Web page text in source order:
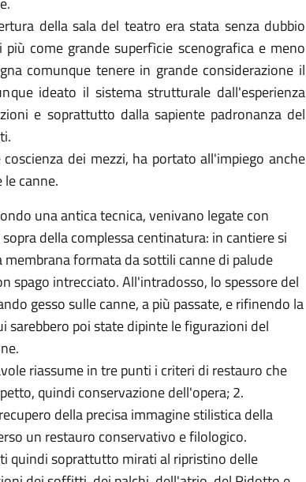
della sala del teatro era stata senza dubbio
come grande superfìcie scenografica e meno
comunque tenere in grande considerazione il
ideato il sistema strutturale dall'esperienza
e soprattutto dalla sapiente padronanza del
dei mezzi, ha portato all'impiego anche
canne.
una antica tecnica, venivano legate con
della complessa centinatura: in cantiere si
formata da sottili canne di palude
spago intrecciato. All'intradosso, lo spessore del
gesso sulle canne, a più passate, e rifinendo la
sarebbero poi state dipinte le figurazioni del
riassume in tre punti i criteri di restauro che
quindi conservazione dell'opera; 2.
della precisa immagine stilistica della
un restauro conservativo e filologico.
quindi soprattutto mirati al ripristino delle